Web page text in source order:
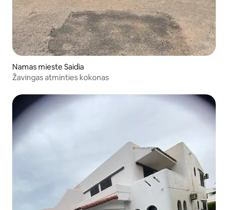
Namas mieste Saidia
Žavingas atminties kokonas